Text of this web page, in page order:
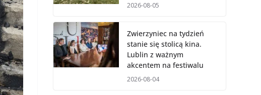
2026-08-05
Zwierzyniec na tydzień
stanie się stolicą kina.
Lublin z ważnym
akcentem na festiwalu
2026-08-04